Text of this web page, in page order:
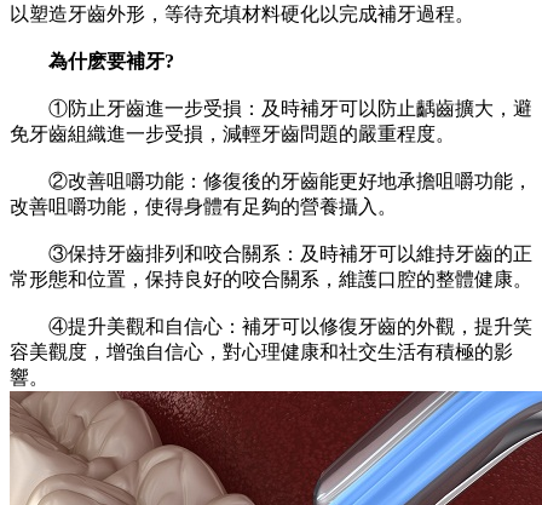
以塑造牙齒外形，等待充填材料硬化以完成補牙過程。
為什麽要補牙?
①防止牙齒進一步受損：及時補牙可以防止齲齒擴大，避
免牙齒組織進一步受損，減輕牙齒問題的嚴重程度。
②改善咀嚼功能：修復後的牙齒能更好地承擔咀嚼功能，
改善咀嚼功能，使得身體有足夠的營養攝入。
③保持牙齒排列和咬合關系：及時補牙可以維持牙齒的正
常形態和位置，保持良好的咬合關系，維護口腔的整體健康。
④提升美觀和自信心：補牙可以修復牙齒的外觀，提升笑
容美觀度，增強自信心，對心理健康和社交生活有積極的影
響。